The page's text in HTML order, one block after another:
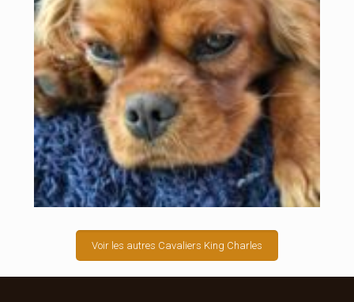
Voir les autres Cavaliers King Charles